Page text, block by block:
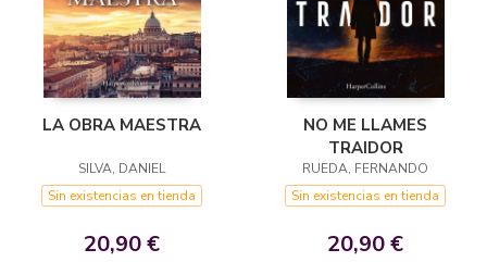
LA OBRA MAESTRA
SILVA, DANIEL
Sin existencias en tienda
20,90 €
NO ME LLAMES
TRAIDOR
RUEDA, FERNANDO
Sin existencias en tienda
20,90 €